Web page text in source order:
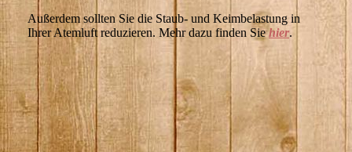
Außerdem sollten Sie die Staub- und Keimbelastung in
Ihrer Atemluft reduzieren. Mehr dazu finden Siehier.